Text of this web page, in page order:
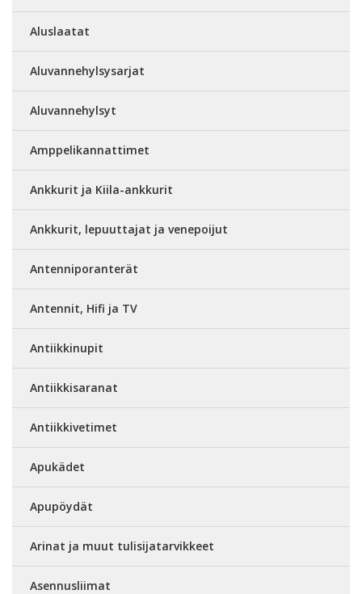
Aluslaatat
Aluvannehylsysarjat
Aluvannehylsyt
Amppelikannattimet
Ankkurit ja Kiila-ankkurit
Ankkurit, lepuuttajat ja venepoijut
Antenniporanterät
Antennit, Hifi ja TV
Antiikkinupit
Antiikkisaranat
Antiikkivetimet
Apukädet
Apupöydät
Arinat ja muut tulisijatarvikkeet
Asennusliimat